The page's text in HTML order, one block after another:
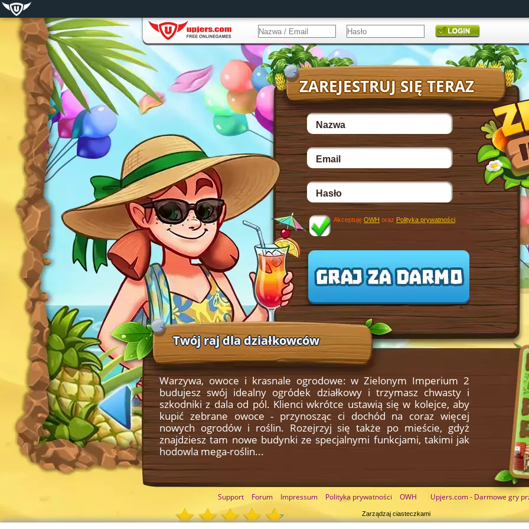
Twój raj dla działkowców
Warzywa, owoce i krasnale ogrodowe: w Zielonym Imperium 2
budujesz swój idealny ogródek działkowy i trzymasz chwasty i
szkodniki z dala od pól. Klienci wkrótce ustawią się w kolejce, aby
kupić zebrane owoce - przynosząc ci dochód na coraz więcej
nowych ogrodów i roślin. Rozejrzyj się także po mieście, gdyż
znajdziesz tam nowe budynki ze specjalnymi funkcjami, takimi jak
hodowla mega-roślin...
Akceptuję OWH oraz Polityka prywatności.
Support Forum Impressum Polityka prywatności OWH Upjers.com - Darmowe gry
Zarządzaj ciasteczkami